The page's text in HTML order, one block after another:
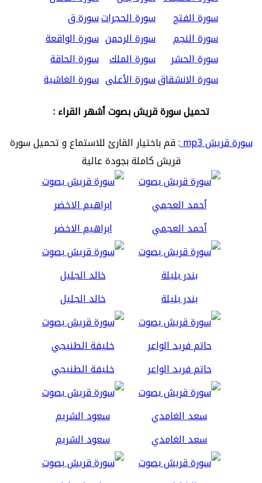
سورة الفتح
سورة الحجراتسورة ق
سورة النجم
سورة الرحمن سورة الواقعة
سورة الحشر
سورة الملك سورة الحاقة
سورة الانشقاقسورة الأعلى سورة الغاشية
تحميل سورة قريش بصوت أشهر القراء :
سورة قريش mp3
: قم باختيار القارئ للاستماع و تحميل سورة
قريش كاملة بجودة عالية
أحمد العجمي ابراهيم الاخضر
بندر بليلة خالد الجليل
حاتم فريد الواعر خليفة الطنيجي
سعد الغامدي سعود الشريم